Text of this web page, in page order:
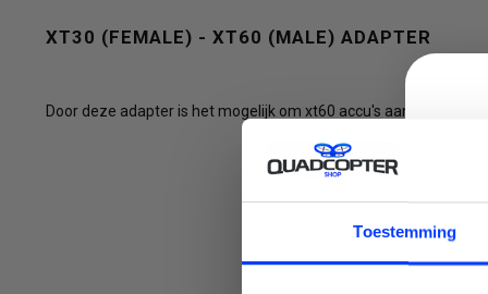
Toestemming
resultaat
XT30 (FEMALE) - XT60 (MALE) ADAPTER
Door deze adapter is het mogelijk om xt60 accu's aan te sluiten/